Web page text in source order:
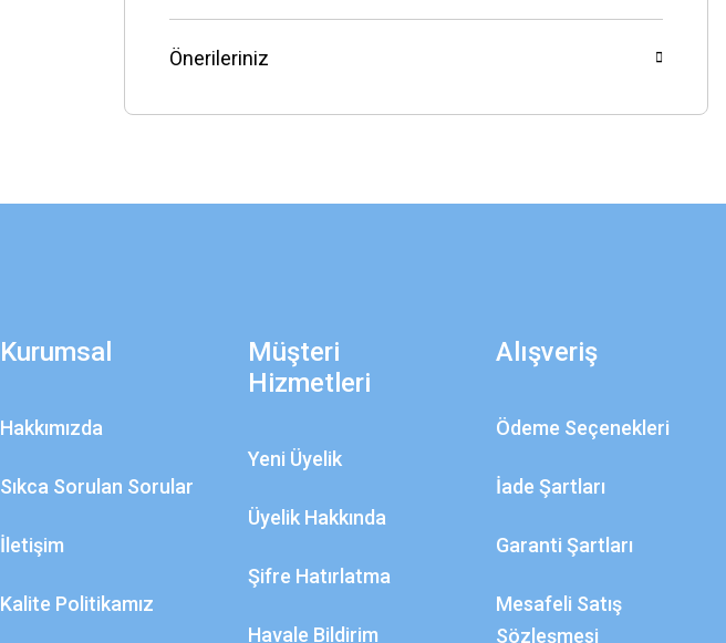
Önerileriniz
Kurumsal
Hakkımızda
Sıkca Sorulan Sorular
İletişim
Kalite Politikamız
Müşteri
Hizmetleri
Yeni Üyelik
Üyelik Hakkında
Şifre Hatırlatma
Havale Bildirim
Alışveriş
Ödeme Seçenekleri
İade Şartları
Garanti Şartları
Mesafeli Satış
Sözleşmesi